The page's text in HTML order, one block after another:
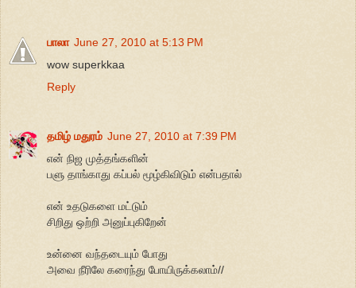
பாலா June 27, 2010 at 5:13 PM
wow superkkaa
Reply
தமிழ் மதுரம் June 27, 2010 at 7:39 PM
என் நிஜ முத்தங்களின்
பளு தாங்காது கப்பல் மூழ்கிவிடும் என்பதால்
என் உதடுகளை மட்டும்
சிறிது ஒற்றி அனுப்புகிறேன்
உன்னை வந்தடையும் போது
அவை நீரிலே கரைந்து போயிருக்கலாம்//